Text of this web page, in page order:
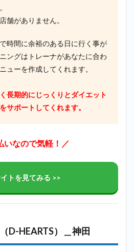
舗がありません。
時間に余裕のある日に行く事が
ングはトレーナがあなたに合わ
ューを作成してくれます。
長期的にじっくりとダイエット
サポートしてくれます。
いなので気軽！／
トを見てみる >>
D-HEARTS）＿神田